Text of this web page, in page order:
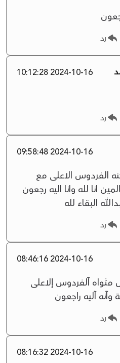
رد
2024-10-16 10:12:28
رد
2024-10-16 09:58:48
الفردوس الاعلى مع
انا لله وانا اليه رجعون
البقاء لله
رد
2024-10-16 08:46:16
مثواه آلفردوس إلاعلى
وآنه آليه راجعون
رد
2024-10-16 08:16:32